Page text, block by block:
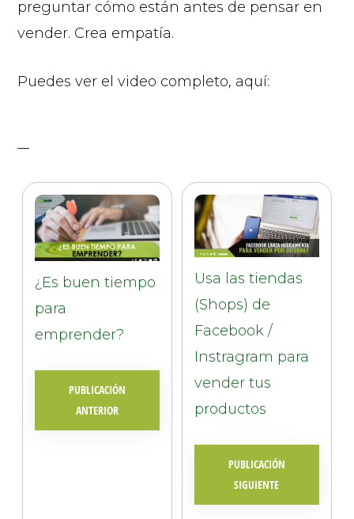
preguntar cómo están antes de pensar en
vender. Crea empatía.
Puedes ver el video completo, aquí:
¿Es buen tiempo
para
emprender?
PUBLICACIÓN
ANTERIOR
Usa las tiendas
(Shops) de
Facebook /
Instragram para
vender tus
productos
PUBLICACIÓN
SIGUIENTE